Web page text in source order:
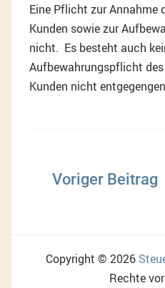
Eine Pflicht zur Annahme
Kunden sowie zur
nicht. Es besteht auch
Aufbewahrungspflicht
Kunden nicht
Copyright © 2026
Rechte